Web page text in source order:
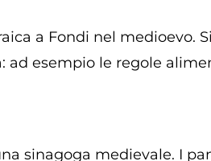
a Fondi nel medioevo.
ad esempio le regole
sinagoga medievale. I